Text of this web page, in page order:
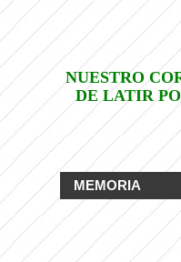
NUESTRO
DE LATIR
MEMORIA